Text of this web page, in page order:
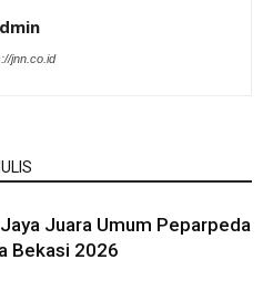
jnn.co.id
Juara Umum Peparpeda
Bekasi 2026